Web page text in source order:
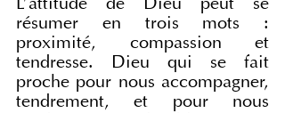
L'attitude de Dieu peut se
résumer en trois mots :
proximité, compassion et
tendresse. Dieu qui se fait
proche pour nous accompagner,
tendrement, et pour nous